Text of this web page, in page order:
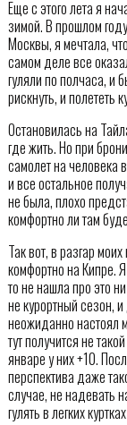
Еще с этого лета я
зимой. В прошлом
Москвы, я мечтала,
самом деле все
гуляли по полчаса, и
рискнуть, и полететь
Остановилась на
где жить. Но при
самолет на
и все остальное
не была, плохо
комфортно ли там
Так вот, в разгар
комфортно на Кипре.
то не нашла про это
не курортный сезон,
неожиданно настоял
тут получится не
январе у них +10.
перспектива даже
случае, не надевать
гулять в легких